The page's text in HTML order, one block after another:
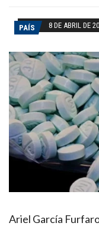
PAÍS 8 DE ABRIL DE
Ariel García